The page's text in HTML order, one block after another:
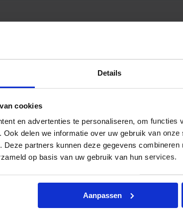
Details
cookies
en advertenties te personaliseren, om functies
delen we informatie over uw gebruik van
Deze partners kunnen deze gegevens
op basis van uw gebruik van hun services.
Aanpassen